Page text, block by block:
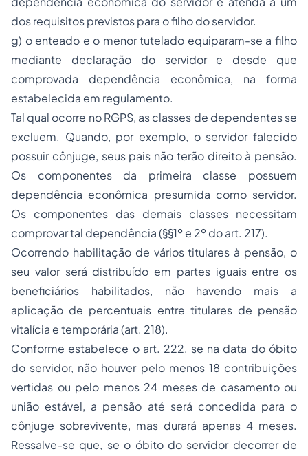
dos requisitos previstos para o filho do servidor.
g) o enteado e o menor tutelado equiparam-se a filho
mediante declaração do servidor e desde que
comprovada dependência econômica, na forma
estabelecida em regulamento.
Tal qual ocorre no RGPS, as classes de dependentes se
excluem. Quando, por exemplo, o servidor falecido
possuir cônjuge, seus pais não terão direito à pensão.
Os componentes da primeira classe possuem
dependência econômica presumida como servidor.
Os componentes das demais classes necessitam
comprovar tal dependência (§§1º e 2º do art. 217).
Ocorrendo habilitação de vários titulares à pensão, o
seu valor será distribuído em partes iguais entre os
beneficiários habilitados, não havendo mais a
aplicação de percentuais entre titulares de pensão
vitalícia e temporária (art. 218).
Conforme estabelece o art. 222, se na data do óbito
do servidor, não houver pelo menos 18 contribuições
vertidas ou pelo menos 24 meses de casamento ou
união estável, a pensão até será concedida para o
cônjuge sobrevivente, mas durará apenas 4 meses.
Ressalve-se que, se o óbito do servidor decorrer de